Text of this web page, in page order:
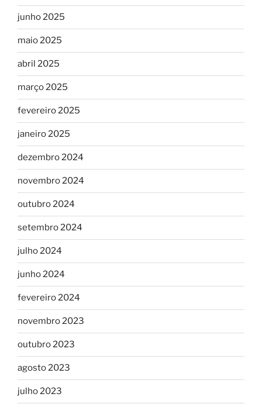
junho 2025
maio 2025
abril 2025
março 2025
fevereiro 2025
janeiro 2025
dezembro 2024
novembro 2024
outubro 2024
setembro 2024
julho 2024
junho 2024
fevereiro 2024
novembro 2023
outubro 2023
agosto 2023
julho 2023